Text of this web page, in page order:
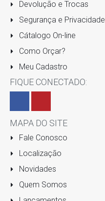
Devolução e Trocas
Segurança e Privacidade
Cátalogo On-line
Como Orçar?
Meu Cadastro
FIQUE CONECTADO:
MAPA DO SITE
Fale Conosco
Localização
Novidades
Quem Somos